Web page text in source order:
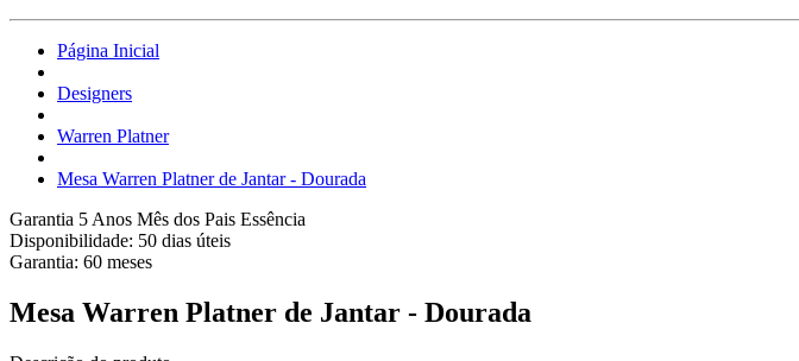
Página Inicial
Designers
Warren Platner
Mesa Warren Platner de Jantar - Dourada
Garantia 5 Anos Mês dos Pais Essência
Disponibilidade: 50 dias úteis
Garantia: 60 meses
Mesa Warren Platner de Jantar - Dourada